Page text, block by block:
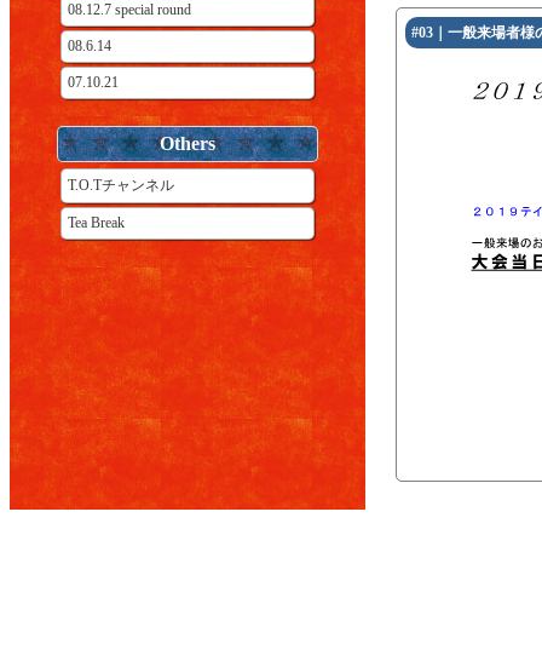
08.12.7 special round
08.6.14
07.10.21
Others
T.O.Tチャンネル
Tea Break
#03｜一般来場者